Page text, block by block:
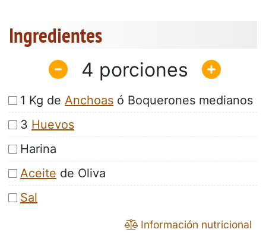
Ingredientes
4
1 Kg de Anchoas ó Boquerones medianos
3 Huevos
Harina
Aceite de Oliva
Sal
Información nutricional